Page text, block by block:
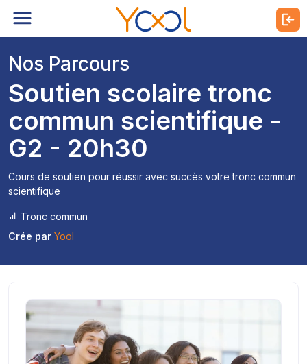
Nos Parcours
Soutien scolaire tronc
commun scientifique -
G2 - 20h30
Cours de soutien pour réussir avec succès votre tronc commun
scientifique
Tronc commun
Crée par Yool